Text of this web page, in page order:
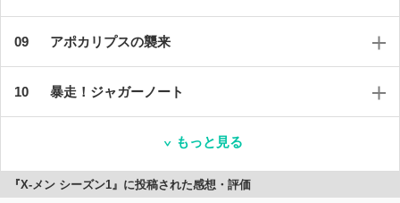
アポカリプスの襲来
暴走！ジャガーノート
もっと見る
『X-メン シーズン1』に投稿された感想・評価